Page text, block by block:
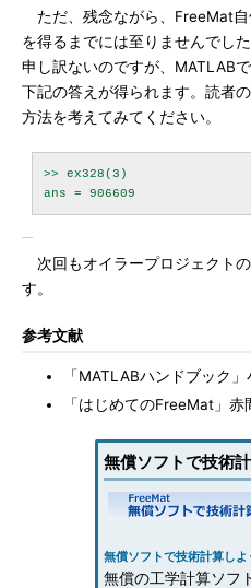
ただ、残念ながら、FreeMat自
を得るまでには至りませんでし
申し訳ないのですが、MATLAB
下記の答えが得られます。読者
方法を考えてみてください。
>> ex328(3)
次回もオイラープロジェクト
す。
参考文献
「MATLABハンドブック
「はじめてのFreeMat」赤
無償ソフトで技術
無償ソフトで技術計算しよ
無償の工学計算ソフ